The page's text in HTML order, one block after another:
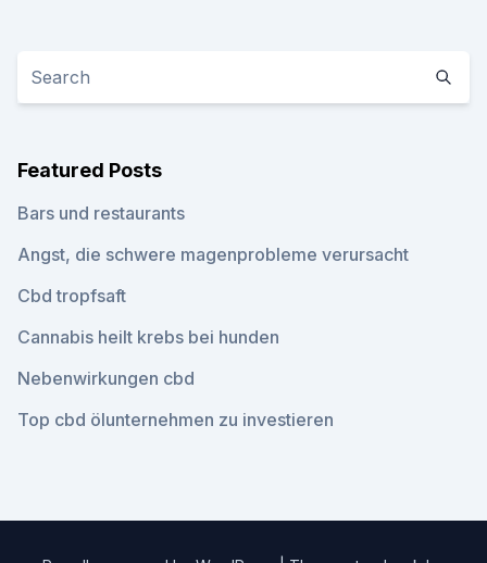
Featured Posts
Bars und restaurants
Angst, die schwere magenprobleme verursacht
Cbd tropfsaft
Cannabis heilt krebs bei hunden
Nebenwirkungen cbd
Top cbd ölunternehmen zu investieren